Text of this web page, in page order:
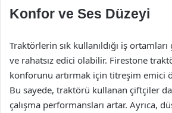
Konfor ve Ses Düzeyi
Traktörlerin sık kullanıldığı iş
ve rahatsız edici olabilir. Firestone
konforunu artırmak için titreşim emici
Bu sayede, traktörü kullanan çiftçiler
çalışma performansları artar. Ayrıca,